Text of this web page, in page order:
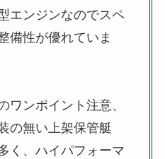
エンジンなのでスペ
備性が優れていま
ワンポイント注意、
の無い上架保管艇
く、ハイパフォーマ